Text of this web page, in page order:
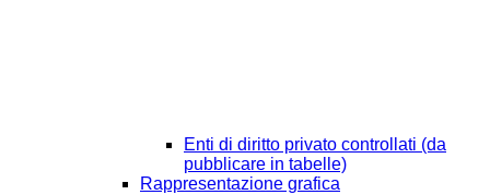
Enti di diritto privato controllati (da
pubblicare in tabelle)
Rappresentazione grafica